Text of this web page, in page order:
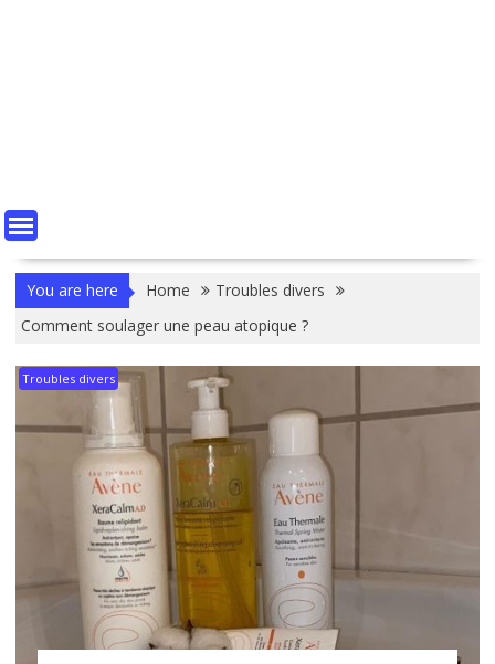
You are here Home
Troubles divers
Comment soulager une peau atopique ?
Troubles divers